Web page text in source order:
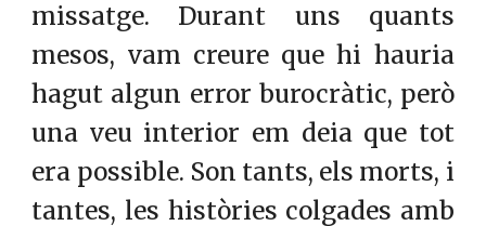
missatge. Durant uns quants
mesos, vam creure que hi hauria
hagut algun error burocràtic, però
una veu interior em deia que tot
era possible. Son tants, els morts, i
tantes, les històries colgades amb